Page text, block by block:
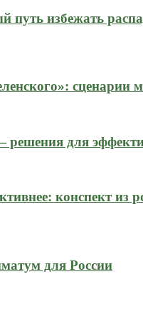
путь избежать
сценарии
для
конспект из
для России